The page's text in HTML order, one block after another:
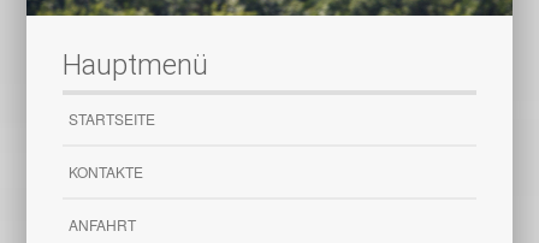
Hauptmenü
STARTSEITE
KONTAKTE
ANFAHRT